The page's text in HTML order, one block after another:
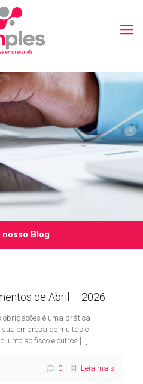
nosso Blog
de Abril – 2026
obrigações é uma prática
empresa de multas e
ao fisco e outros […]
0 Leia mais